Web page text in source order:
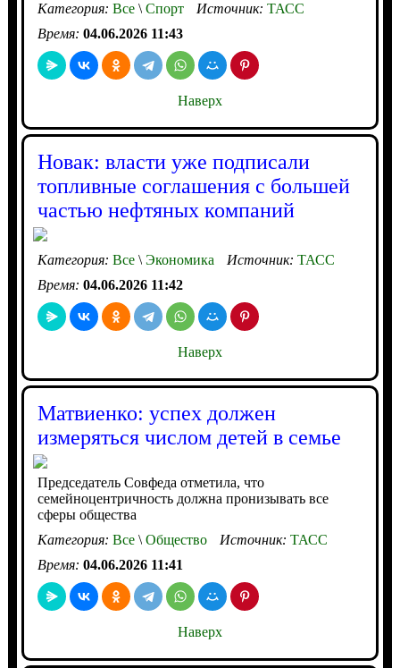
Категория: Все\Спорт Источник: ТАСС
Время: 04.06.2026 11:43
Наверх
Новак: власти уже подписали
топливные соглашения с большей
частью нефтяных компаний
Категория: Все\Экономика Источник: ТАСС
Время: 04.06.2026 11:42
Наверх
Матвиенко: успех должен
измеряться числом детей в семье
Председатель Совфеда отметила, что
семейноцентричность должна пронизывать все
сферы общества
Категория: Все\Общество Источник: ТАСС
Время: 04.06.2026 11:41
Наверх